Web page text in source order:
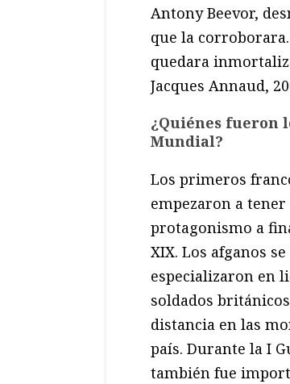
Antony Beevor,
que la
quedara
Jacques Annaud,
¿Quiénes fueron
Mundial?
Los primeros
empezaron a tener
protagonismo a
XIX. Los afganos se
especializaron en
soldados
distancia en las
país. Durante la I
también fue